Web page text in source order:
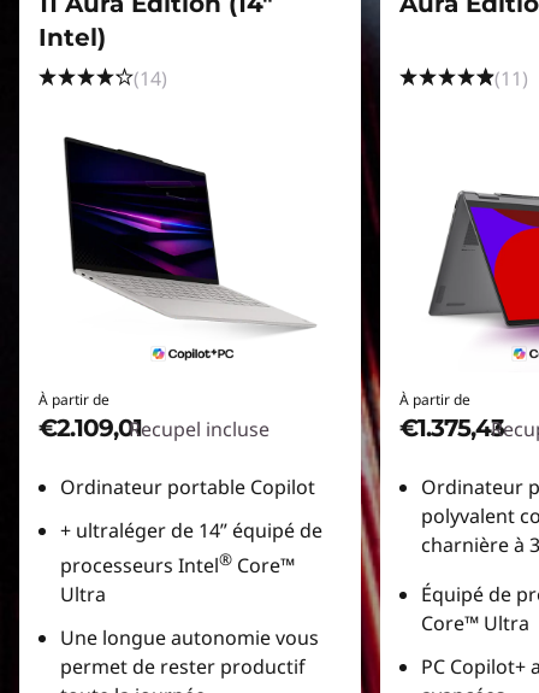
Intel)
(14)
À partir de
€2.109,01Recupel incluse
Ordinateur portable Copilot
+ ultraléger de 14” équipé de
processeurs Intel® Core™
Ultra
Une longue autonomie vous
permet de rester productif
(11)
À partir de
€1.375,43
Ordinateur
polyvalent
charnière à
Équipé de
Core™ Ultra
PC Copilot+